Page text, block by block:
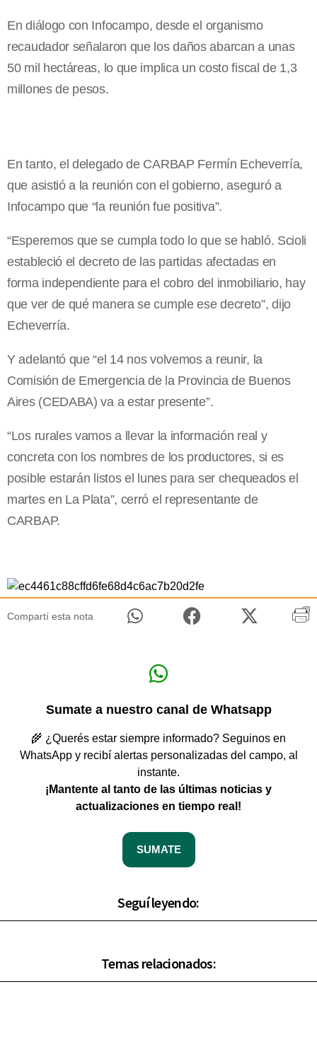
En diálogo con Infocampo, desde el organismo
recaudador señalaron que los daños abarcan a unas
50 mil hectáreas, lo que implica un costo fiscal de 1,3
millones de pesos.
En tanto, el delegado de CARBAP Fermín Echeverría,
que asistió a la reunión con el gobierno, aseguró a
Infocampo que “la reunión fue positiva”.
“Esperemos que se cumpla todo lo que se habló. Scioli
estableció el decreto de las partidas afectadas en
forma independiente para el cobro del inmobiliario, hay
que ver de qué manera se cumple ese decreto”, dijo
Echeverría.
Y adelantó que “el 14 nos volvemos a reunir, la
Comisión de Emergencia de la Provincia de Buenos
Aires (CEDABA) va a estar presente”.
“Los rurales vamos a llevar la información real y
concreta con los nombres de los productores, si es
posible estarán listos el lunes para ser chequeados el
martes en La Plata”, cerró el representante de
CARBAP.
Compartí esta nota
Sumate a nuestro canal de Whatsapp
🌾 ¿Querés estar siempre informado? Seguinos en
WhatsApp y recibí alertas personalizadas del campo, al
instante.
¡Mantente al tanto de las últimas noticias y
actualizaciones en tiempo real!
SUMATE
Seguí leyendo:
Temas relacionados: